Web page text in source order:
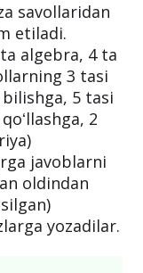
savollaridan
etiladi.
algebra, 4 ta
3 tasi
5 tasi
2
javoblarni
oldindan
yozadilar.